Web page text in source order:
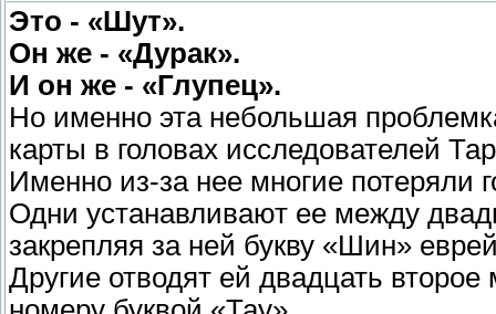
Это - «Шут».
Он же - «Дурак».
И он же - «Глупец».
Но именно эта небольшая
карты в головах исследователей
Именно из-за нее многие потеряли
Одни устанавливают ее между
закрепляя за ней букву «Шин»
Другие отводят ей двадцать